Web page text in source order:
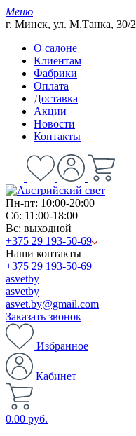
Меню
г. Минск, ул. М.Танка, 30/2
О салоне
Клиентам
Фабрики
Оплата
Доставка
Акции
Новости
Контакты
Пн-пт: 10:00-20:00
Сб: 11:00-18:00
Вс: выходной
+375 29 193-50-69
Наши контакты
+375 29 193-50-69
asvetby
asvetby
asvet.by@gmail.com
Заказать звонок
Избранное
Кабинет
0.00 руб.